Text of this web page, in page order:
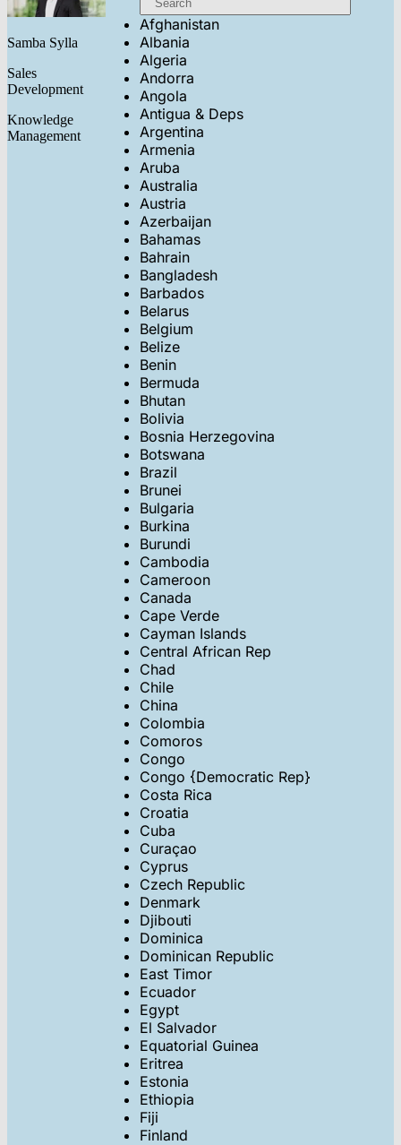
Samba Sylla
Sales
Development
Knowledge
Management
Afghanistan
Albania
Algeria
Andorra
Angola
Antigua & Deps
Argentina
Armenia
Aruba
Australia
Austria
Azerbaijan
Bahamas
Bahrain
Bangladesh
Barbados
Belarus
Belgium
Belize
Benin
Bermuda
Bhutan
Bolivia
Bosnia Herzegovina
Botswana
Brazil
Brunei
Bulgaria
Burkina
Burundi
Cambodia
Cameroon
Canada
Cape Verde
Cayman Islands
Central African Rep
Chad
Chile
China
Colombia
Comoros
Congo
Congo {Democratic Rep}
Costa Rica
Croatia
Cuba
Curaçao
Cyprus
Czech Republic
Denmark
Djibouti
Dominica
Dominican Republic
East Timor
Ecuador
Egypt
El Salvador
Equatorial Guinea
Eritrea
Estonia
Ethiopia
Fiji
Finland